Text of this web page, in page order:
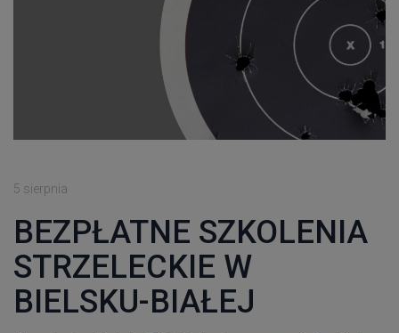
5 sierpnia
BEZPŁATNE SZKOLENIA
STRZELECKIE W
BIELSKU-BIAŁEJ